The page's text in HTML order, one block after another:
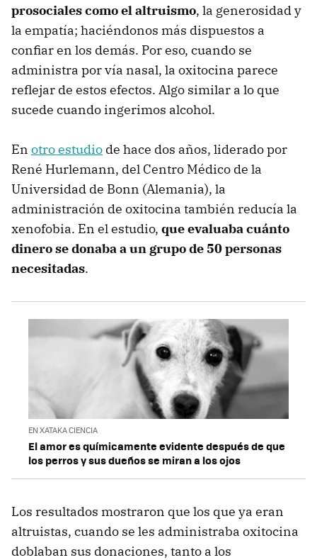
prosociales como el altruismo, la generosidad y
la empatía; haciéndonos más dispuestos a
confiar en los demás. Por eso, cuando se
administra por vía nasal, la oxitocina parece
reflejar de estos efectos. Algo similar a lo que
sucede cuando ingerimos alcohol.
En otro estudio de hace dos años, liderado por
René Hurlemann, del Centro Médico de la
Universidad de Bonn (Alemania), la
administración de oxitocina también reducía la
xenofobia. En el estudio, que evaluaba cuánto
dinero se donaba a un grupo de 50 personas
necesitadas.
EN XATAKA CIENCIA
El amor es químicamente evidente después de que
los perros y sus dueños se miran a los ojos
Los resultados mostraron que los que ya eran
altruistas, cuando se les administraba oxitocina
doblaban sus donaciones, tanto a los